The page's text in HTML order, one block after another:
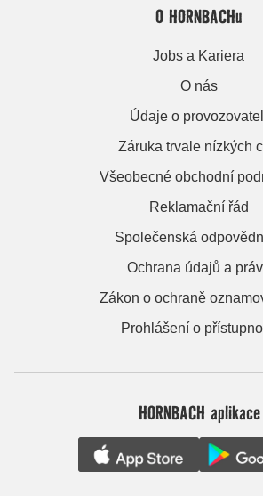
O HORNBACHu
Jobs a Kariera
O nás
Údaje o
Záruka trvale nízkých
Všeobecné obchodní
Reklamační řád
Společenská
Ochrana údajů a
Zákon o ochraně
Prohlášení o
HORNBACH aplikace